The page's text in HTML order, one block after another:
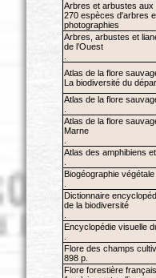
Arbres et arbustes aux
270 espèces d'arbres
photographies
Arbres, arbustes et
de l’Ouest
Atlas de la flore
La biodiversité du
Atlas de la flore
Atlas de la flore
Marne
Atlas des amphibiens
Biogéographie végétale
Dictionnaire
de la biodiversité
Encyclopédie visuelle
Flore des champs
898 p.
Flore forestière